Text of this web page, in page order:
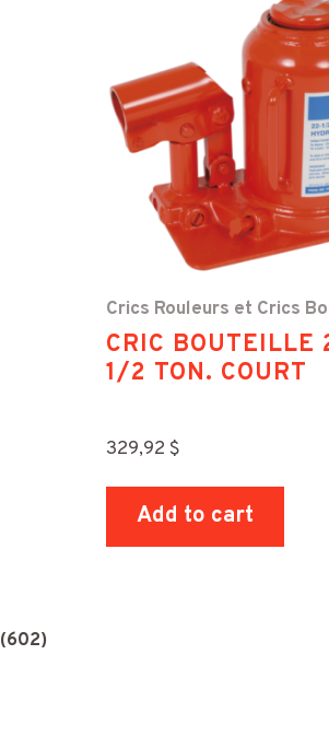
Crics Rouleurs et Crics
CRIC BOUTEILLE
1/2 TON. COURT
329,92 $
Add to cart
(602)